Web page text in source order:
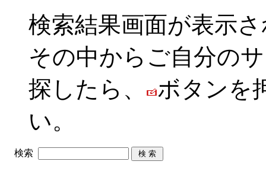
検索結果画面が表示
その中からご自分の
探したら、
ボタンを
い。
検索